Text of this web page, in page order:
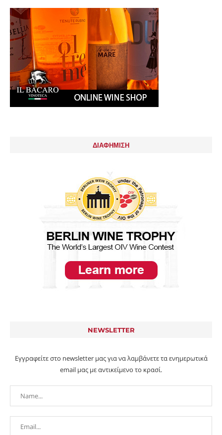
ΔΙΑΦΗΜΙΣΗ
NEWSLETTER
Εγγραφείτε στο newsletter μας για να λαμβάνετε τα ενημερωτικά
email μας με αντικείμενο το κρασί.